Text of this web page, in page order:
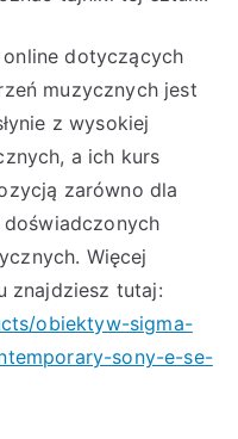
dotyczących
muzycznych jest
z wysokiej
a ich kurs
zarówno dla
Więcej
znajdziesz tutaj:
obiektyw-sigma-
sony-e-se-